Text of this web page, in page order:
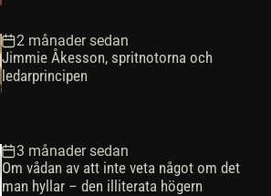
2 månader sedan
Jimmie Åkesson, spritnotorna och
ledarprincipen
3 månader sedan
Om vådan av att inte veta något om det
man hyllar – den illiterata högern